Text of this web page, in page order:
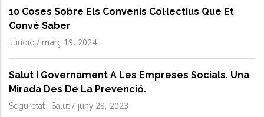
10 Coses Sobre Els Convenis Col·lectius Que Et
Convé Saber
Jurídic / març 19, 2024
Salut I Governament A Les Empreses Socials. Una
Mirada Des De La Prevenció.
Seguretat I Salut / juny 28, 2023